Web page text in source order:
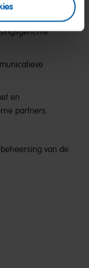
en
partners.
van de